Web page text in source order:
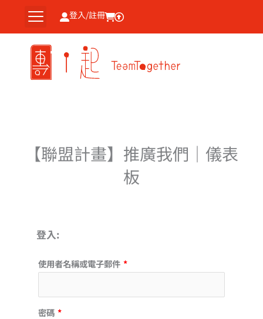
主
登入/註冊
【聯盟計畫】推廣我們｜儀表
板
登入:
使用者名稱或電子郵件 *
密碼 *